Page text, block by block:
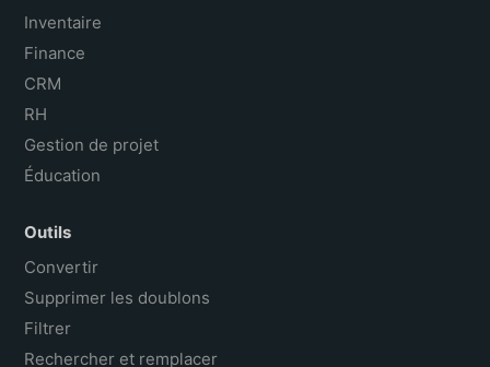
Inventaire
Finance
CRM
RH
Gestion de projet
Éducation
Outils
Convertir
Supprimer les doublons
Filtrer
Rechercher et remplacer